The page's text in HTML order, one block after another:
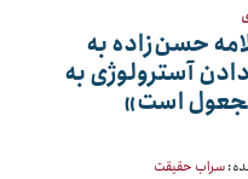
حسن‌زاده به
آسترولوژی به
است»
سراب حقیقت